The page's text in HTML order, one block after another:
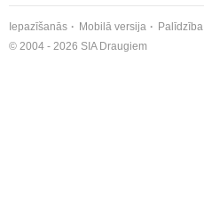
Iepazīšanās Mobilā versija Palīdzība
© 2004 - 2026 SIA Draugiem